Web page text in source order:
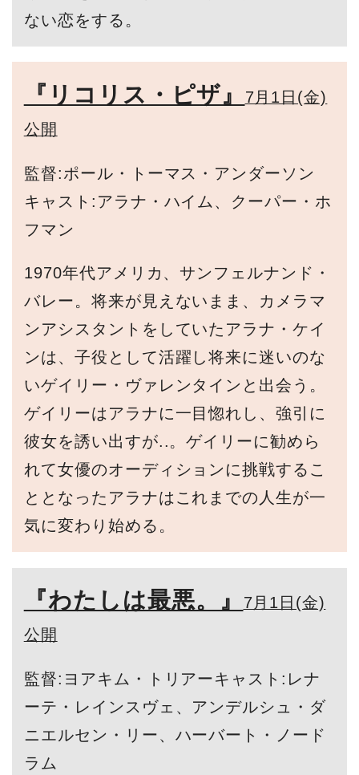
ない恋をする。
『リコリス・ピザ』
7月1日(金)
公開
監督:ポール・トーマス・アンダーソン
キャスト:アラナ・ハイム、クーパー・ホ
フマン
1970年代アメリカ、サンフェルナンド・
バレー。将来が見えないまま、カメラマ
ンアシスタントをしていたアラナ・ケイ
ンは、子役として活躍し将来に迷いのな
いゲイリー・ヴァレンタインと出会う。
ゲイリーはアラナに一目惚れし、強引に
彼女を誘い出すが..。ゲイリーに勧めら
れて女優のオーディションに挑戦するこ
ととなったアラナはこれまでの人生が一
気に変わり始める。
『わたしは最悪。』
7月1日(金)
公開
監督:ヨアキム・トリアーキャスト:レナ
ーテ・レインスヴェ、アンデルシュ・ダ
ニエルセン・リー、ハーバート・ノード
ラム